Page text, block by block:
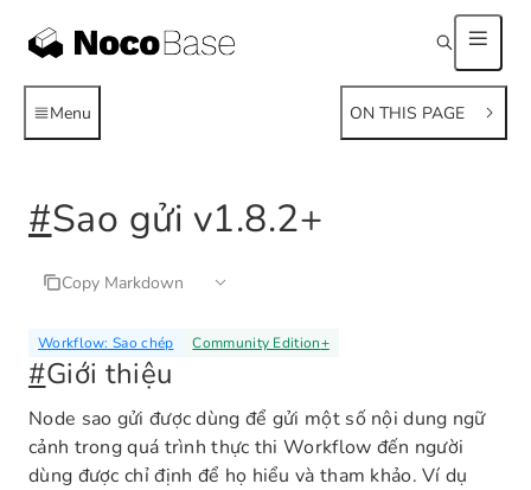
Menu ON THIS PAGE
#Sao gửi v1.8.2+
Copy Markdown
Workflow: Sao chép Community Edition+
#Giới thiệu
Node sao gửi được dùng để gửi một số nội dung ngữ
cảnh trong quá trình thực thi Workflow đến người
dùng được chỉ định để họ hiểu và tham khảo. Ví dụ